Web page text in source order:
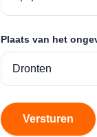
Plaats van het
Versturen